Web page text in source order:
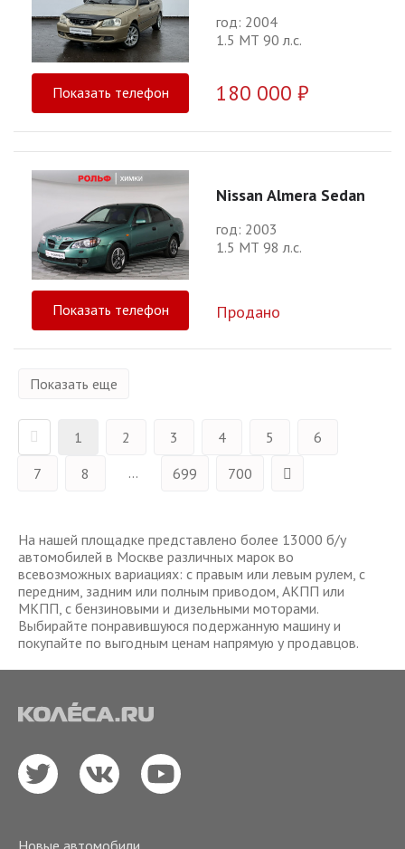
год: 2004
1.5 МТ 90 л.с.
Показать телефон 180 000 ₽
Nissan Almera Sedan
год: 2003
1.5 МТ 98 л.с.
Показать телефон Продано
Показать еще
1 2 3 4 5
6
7
8 ... 699 700
На нашей площадке представлено более 13000 б/у
автомобилей в Москве различных марок во
всевозможных вариациях: с правым или левым рулем, с
передним, задним или полным приводом, АКПП или
МКПП, с бензиновыми и дизельными моторами.
Выбирайте понравившуюся подержанную машину и
покупайте по выгодным ценам напрямую у продавцов.